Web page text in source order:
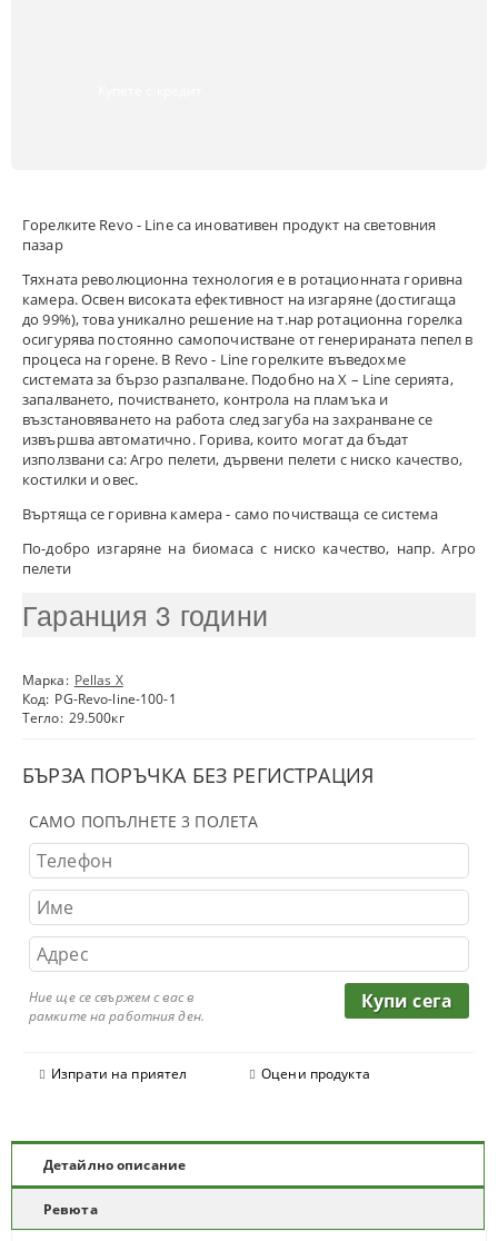
Горелките Revo - Line са иновативен продукт на световния
пазар
Тяхната революционна технология е в ротационната горивна
камера. Освен високата ефективност на изгаряне (достигаща
до 99%), това уникално решение на т.нар ротационна горелка
осигурява постоянно самопочистване от генерираната пепел в
процеса на горене. В Revo - Line горелките въведохме
системата за бързо разпалване. Подобно на X – Line серията,
запалването, почистването, контрола на пламъка и
възстановяването на работа след загуба на захранване се
извършва автоматично. Горива, които могат да бъдат
използвани са: Агро пелети, дървени пелети с ниско качество,
костилки и овес.
Въртяща се горивна камера - само почистваща се система
По-добро изгаряне на биомаса с ниско качество, напр. Агро
пелети
Гаранция 3 години
Марка: Pellas X
Код: PG-Revo-line-100-1
Тегло: 29.500кг
БЪРЗА ПОРЪЧКА БЕЗ РЕГИСТРАЦИЯ
САМО ПОПЪЛНЕТЕ 3 ПОЛЕТА
Ние ще се свържем с вас в
рамките на работния ден.
Изпрати на приятел Оцени продукта
Детайлно описание
Ревюта